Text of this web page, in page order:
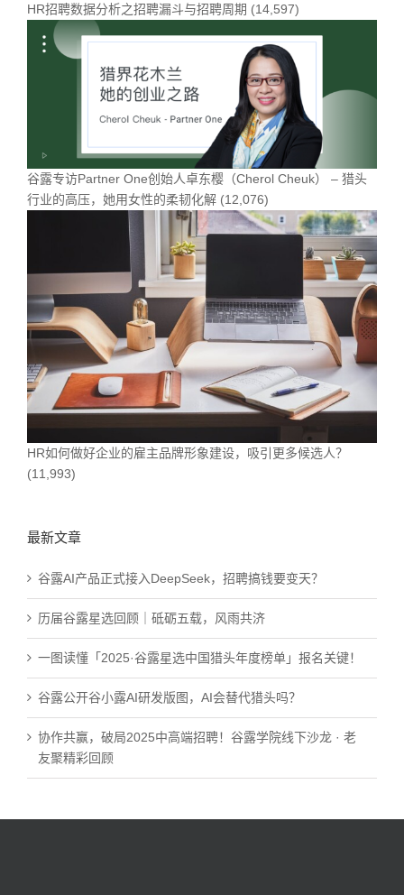
HR招聘数据分析之招聘漏斗与招聘周期 (14,597)
谷露专访Partner One创始人卓东樱（Cherol Cheuk） – 猎头
行业的高压，她用女性的柔韧化解 (12,076)
HR如何做好企业的雇主品牌形象建设，吸引更多候选人？
(11,993)
最新文章
谷露AI产品正式接入DeepSeek，招聘搞钱要变天？
历届谷露星选回顾｜砥砺五载，风雨共济
一图读懂「2025·谷露星选中国猎头年度榜单」报名关键！
谷露公开谷小露AI研发版图，AI会替代猎头吗？
协作共赢，破局2025中高端招聘！谷露学院线下沙龙 · 老
友聚精彩回顾